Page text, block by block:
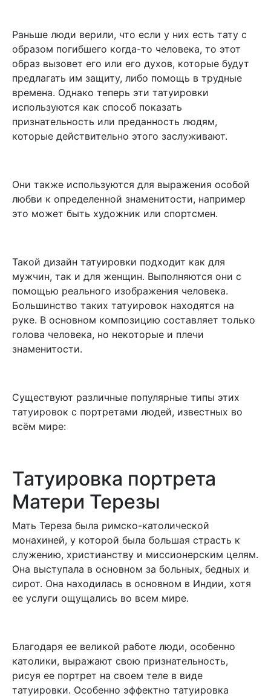
Раньше люди верили, что если у них есть тату с
образом погибшего когда-то человека, то этот
образ вызовет его или его духов, которые будут
предлагать им защиту, либо помощь в трудные
времена. Однако теперь эти татуировки
используются как способ показать
признательность или преданность людям,
которые действительно этого заслуживают.
Они также используются для выражения особой
любви к определенной знаменитости, например
это может быть художник или спортсмен.
Такой дизайн татуировки подходит как для
мужчин, так и для женщин. Выполняются они с
помощью реального изображения человека.
Большинство таких татуировок находятся на
руке. В основном композицию составляет только
голова человека, но некоторые и плечи
знаменитости.
Существуют различные популярные типы этих
татуировок с портретами людей, известных во
всём мире:
Татуировка портрета
Матери Терезы
Мать Тереза была римско-католической
монахиней, у которой была большая страсть к
служению, христианству и миссионерским целям.
Она выступала в основном за больных, бедных и
сирот. Она находилась в основном в Индии, хотя
ее услуги ощущались во всем мире.
Благодаря ее великой работе люди, особенно
католики, выражают свою признательность,
рисуя ее портрет на своем теле в виде
татуировки. Особенно эффектно татуировка